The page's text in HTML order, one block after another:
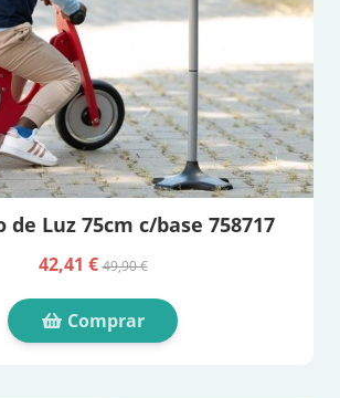
de Luz 75cm c/base 758717
42,41 €49,90 €
Comprar